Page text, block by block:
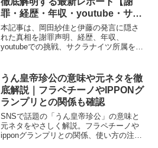
罪・経歴・年収・youtube・サク
ラナイツ】
本記事は、岡田紗佳と伊藤の発言に隠さ
れた真相を謝罪声明、経歴、年収、
youtubeでの挑戦、サクラナイツ所属を交
うん皇帝珍公の意味や元ネタを徹
底解説｜フラペチーノやIPPONグ
ランプリとの関係も確認
SNSで話題の「うん皇帝珍公」の意味と
元ネタをやさしく解説。フラペチーノや
ipponグランプリとの関係、使い方の注意